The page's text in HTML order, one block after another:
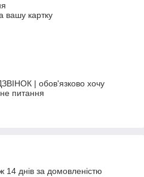
вашу картку
| обов'язково хочу
питання
днів за домовленістю